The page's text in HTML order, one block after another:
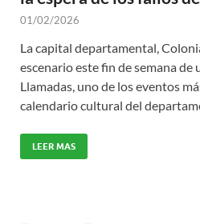
01/02/2026
La capital departamental,
escenario este fin de semana de
Llamadas, uno de los eventos
calendario cultural del
LEER MAS